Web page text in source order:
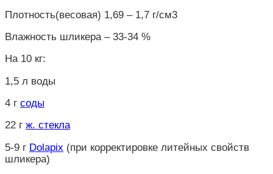
Плотность(весовая) 1,69 – 1,7 г/см3
Влажность шликера – 33-34 %
На 10 кг:
1,5 л воды
4 г соды
22 г ж. стекла
5-9 г Dolapix (при корректировке литейных свойств
шликера)